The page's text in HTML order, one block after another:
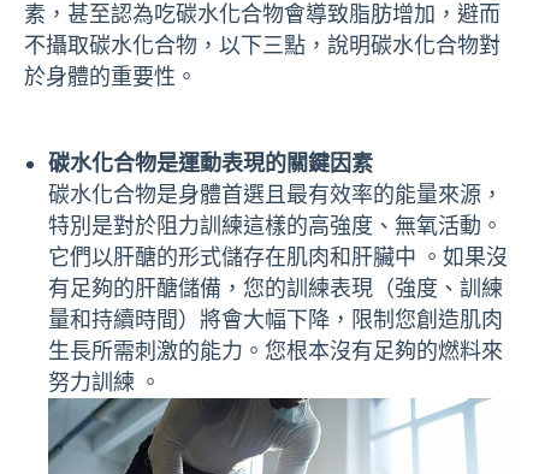
素，甚至認為吃碳水化合物會導致脂肪增加，避而
不攝取碳水化合物，以下三點，說明碳水化合物對
於身體的重要性。
碳水化合物是運動表現的關鍵因素
碳水化合物是身體首選且最有效率的能量來源，
特別是對於阻力訓練這樣的高強度、無氧活動。
它們以肝醣的形式儲存在肌肉和肝臟中 。如果沒
有足夠的肝醣儲備，您的訓練表現（強度、訓練
量和持續時間）將會大幅下降，限制您創造肌肉
生長所需刺激的能力。您根本沒有足夠的燃料來
努力訓練 。